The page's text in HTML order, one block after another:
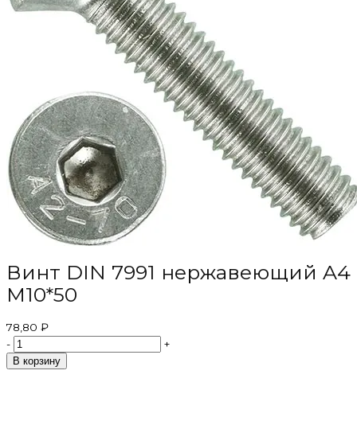
Винт DIN 7991 нержавеющий A4
M10*50
78,80 ₽
-
+
В корзину